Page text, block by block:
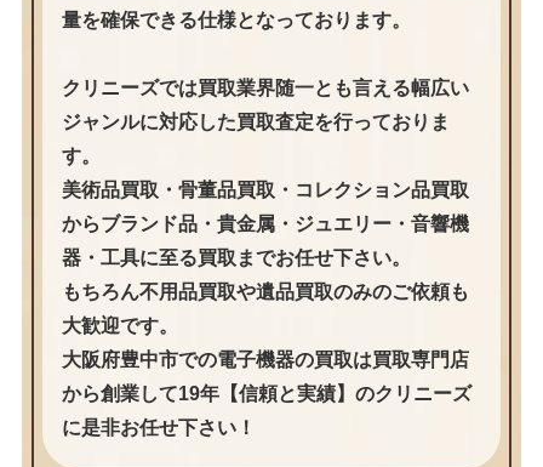
量を確保できる仕様となっております。
クリニーズでは買取業界随一とも言える幅広い
ジャンルに対応した買取査定を行っておりま
す。
美術品買取・骨董品買取・コレクション品買取
からブランド品・貴金属・ジュエリー・音響機
器・工具に至る買取までお任せ下さい。
もちろん不用品買取や遺品買取のみのご依頼も
大歓迎です。
大阪府豊中市での電子機器の買取は買取専門店
から創業して19年【信頼と実績】のクリニーズ
に是非お任せ下さい！